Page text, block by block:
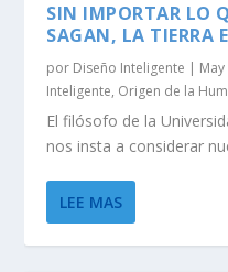
SIN IMPORTAR LO
SAGAN, LA TIERRA
por Diseño Inteligente |
Inteligente, Origen de la
El filósofo de la
nos insta a considerar
LEE MAS